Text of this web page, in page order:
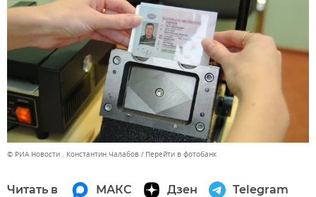
© РИА Новости . Константин Чалабов Перейти в фотобанк
Читать в МАКС Дзен Telegram